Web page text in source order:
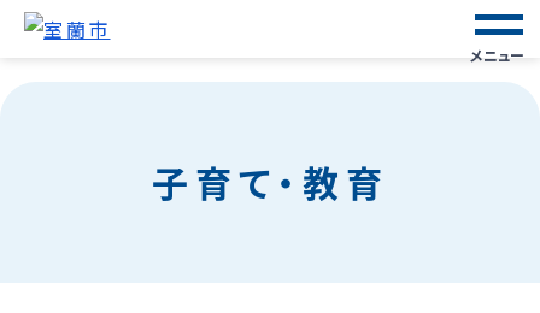
メニュー
子育て・教育